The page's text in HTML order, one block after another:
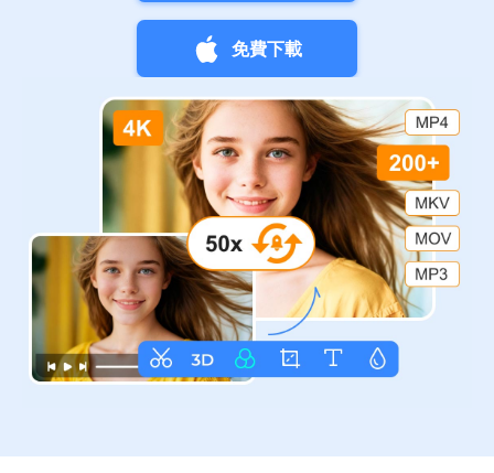
免費下載